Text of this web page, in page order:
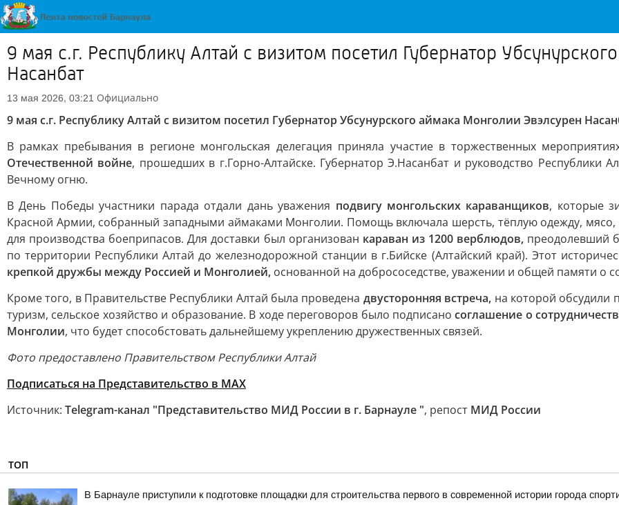
9 мая с.г. Республику Алтай с визитом посетил Губернатор
Насанбат
13 мая 2026, 03:21 Официально
9 мая с.г. Республику Алтай с визитом посетил Губернатор Убсунурского аймака Монголии Эвэлсурен
В рамках пребывания в регионе монгольская делегация приняла участие в торжественных
Отечественной войне, прошедших в г.Горно-Алтайске. Губернатор Э.Насанбат и руководство Республики
Вечному огню.
В День Победы участники парада отдали дань уважения подвигу монгольских караванщиков, которые
Красной Армии, собранный западными аймаками Монголии. Помощь включала шерсть, тёплую одежду, мясо,
для производства боеприпасов. Для доставки был организован караван из 1200 верблюдов, преодолевший
по территории Республики Алтай до железнодорожной станции в г.Бийске (Алтайский край). Этот
крепкой дружбы между Россией и Монголией, основанной на добрососедстве, уважении и общей памяти о
Кроме того, в Правительстве Республики Алтай была проведена двусторонняя встреча, на которой обсудили
туризм, сельское хозяйство и образование. В ходе переговоров было подписаносоглашение о
Монголии, что будет способстовать дальнейшему укреплению дружественных связей.
Фото предоставлено Правительством Республики Алтай
Подписаться на Представительство в МАХ
Источник: Telegram-канал "Представительство МИД России в г. Барнауле ", репост МИД России
ТОП
В Барнауле приступили к подготовке площадки для строительства первого в современной истории города